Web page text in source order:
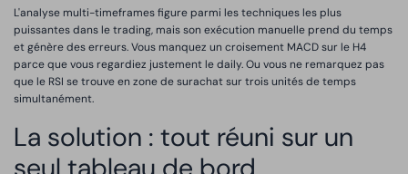
L'analyse multi-timeframes figure parmi les techniques les plus
puissantes dans le trading, mais son exécution manuelle prend du temps
et génère des erreurs. Vous manquez un croisement MACD sur le H4
parce que vous regardiez justement le daily. Ou vous ne remarquez pas
que le RSI se trouve en zone de surachat sur trois unités de temps
simultanément.
La solution : tout réuni sur un